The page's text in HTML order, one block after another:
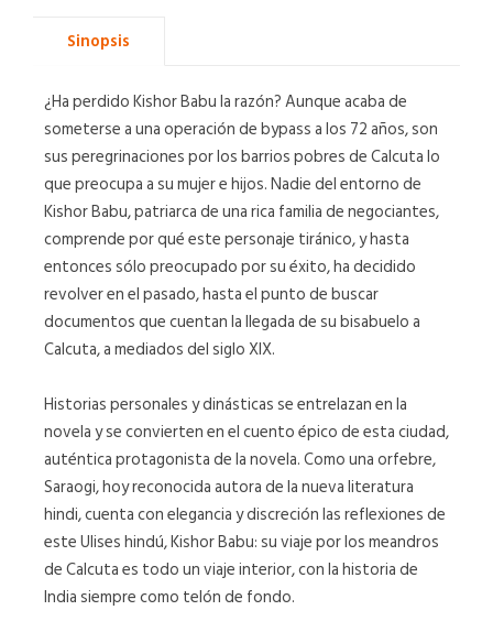
Sinopsis
¿Ha perdido Kishor Babu la razón? Aunque acaba de
someterse a una operación de bypass a los 72 años, son
sus peregrinaciones por los barrios pobres de Calcuta lo
que preocupa a su mujer e hijos. Nadie del entorno de
Kishor Babu, patriarca de una rica familia de negociantes,
comprende por qué este personaje tiránico, y hasta
entonces sólo preocupado por su éxito, ha decidido
revolver en el pasado, hasta el punto de buscar
documentos que cuentan la llegada de su bisabuelo a
Calcuta, a mediados del siglo XIX.
Historias personales y dinásticas se entrelazan en la
novela y se convierten en el cuento épico de esta ciudad,
auténtica protagonista de la novela. Como una orfebre,
Saraogi, hoy reconocida autora de la nueva literatura
hindi, cuenta con elegancia y discreción las reflexiones de
este Ulises hindú, Kishor Babu: su viaje por los meandros
de Calcuta es todo un viaje interior, con la historia de
India siempre como telón de fondo.